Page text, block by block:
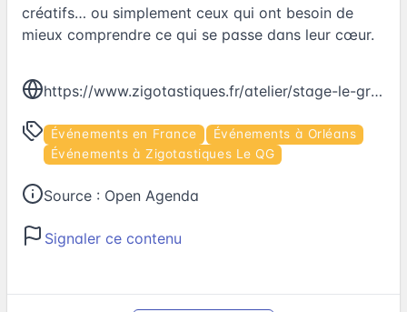
créatifs… ou simplement ceux qui ont besoin de
mieux comprendre ce qui se passe dans leur cœur.
https://www.zigotastiques.fr/atelier/stage-le-grimoires-des-emotions/
Événements en France
Événements à Orléans
Événements à Zigotastiques Le QG
Source : Open Agenda
Signaler ce contenu